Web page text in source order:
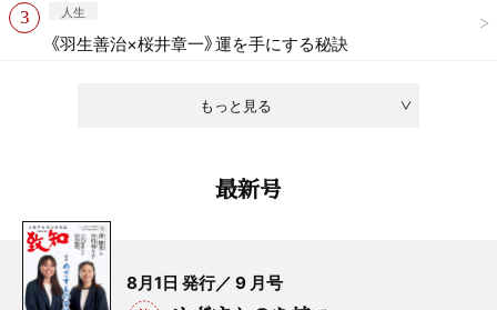
もっと見る
人生
《羽生善治×桜井章一》運を手にする秘訣
最新号
8月1日 発行／ 9 月号